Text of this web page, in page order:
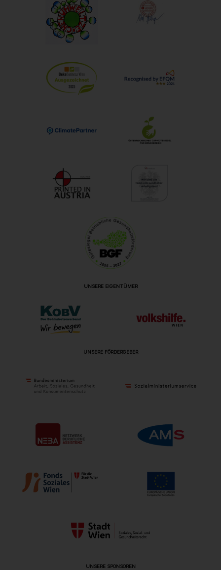
UNSERE EIGENTÜMER
UNSERE FÖRDERGEBER
UNSERE SPONSOREN